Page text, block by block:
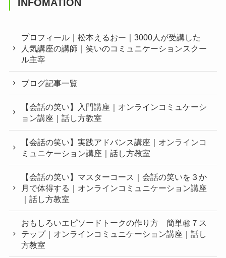
INFOMATION
プロフィール｜松本えるおー｜3000人が受講した
人気講座の講師｜笑いのコミュニケーションスクー
ル主宰
ブログ記事一覧
【会話の笑い】入門講座｜オンラインコミュケーシ
ョン講座｜話し方教室
【会話の笑い】実践アドバンス講座｜オンラインコ
ミュニケーション講座｜話し方教室
【会話の笑い】マスターコース｜会話の笑いを３か
月で体得する｜オンラインコミュニケーション講座
｜話し方教室
おもしろいエピソードトークの作り方 簡単㊙︎７ス
テップ｜オンラインコミュニケーション講座｜話し
方教室